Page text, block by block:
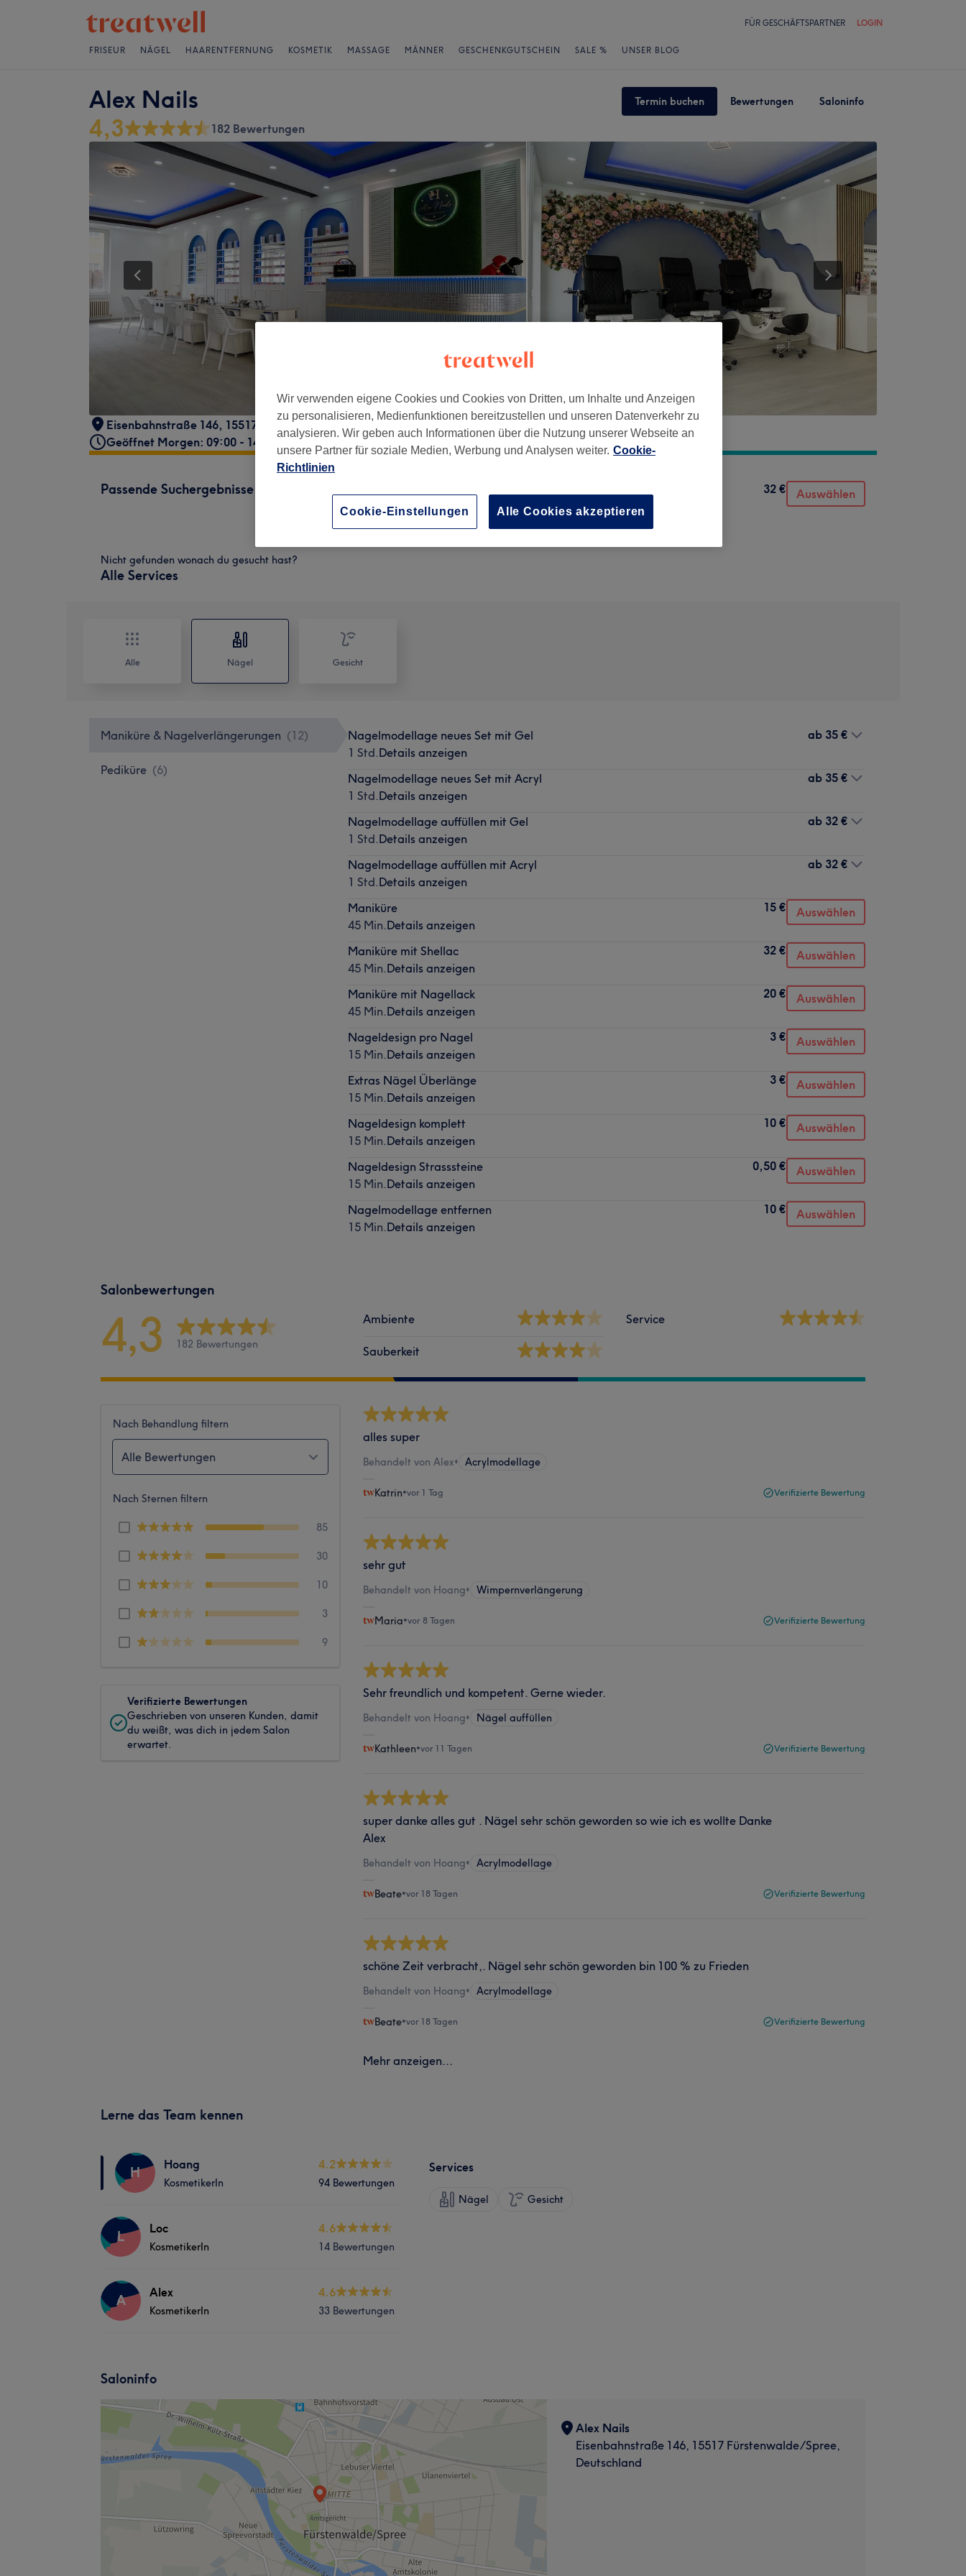
FÜR GESCHÄFTSPARTNER LOGIN
FRISEUR NÄGEL HAARENTFERNUNG KOSMETIK MASSAGE MÄNNER GESCHENKGUTSCHEIN SALE % UNSER BLOG
Alex Nails Termin buchen Bewertungen Saloninfo
4,3 182 Bewertungen
Eisenbahnstraße 146, 15517 Fürstenwalde/Spree, Deutschland
Geöffnet Morgen: 09:00 - 14:30
Passende Suchergebnisse
45 Min.Details anzeigen
32 € Auswählen
Nicht gefunden wonach du gesucht hast?
Alle Services
Alle Nägel Gesicht
Maniküre & Nagelverlängerungen (12)
Pediküre (6)
Nagelmodellage neues Set mit Gel
1 Std.Details anzeigen
ab 35 €
Nagelmodellage neues Set mit Acryl
1 Std.Details anzeigen
ab 35 €
Nagelmodellage auffüllen mit Gel
1 Std.Details anzeigen
ab 32 €
Nagelmodellage auffüllen mit Acryl
1 Std.Details anzeigen
ab 32 €
Maniküre
45 Min.Details anzeigen
15 € Auswählen
Maniküre mit Shellac
45 Min.Details anzeigen
32 € Auswählen
Maniküre mit Nagellack
45 Min.Details anzeigen
20 € Auswählen
Nageldesign pro Nagel
15 Min.Details anzeigen
3 € Auswählen
Extras Nägel Überlänge
15 Min.Details anzeigen
3 € Auswählen
Nageldesign komplett
15 Min.Details anzeigen
10 € Auswählen
Nageldesign Strasssteine
15 Min.Details anzeigen
0,50 € Auswählen
Nagelmodellage entfernen
15 Min.Details anzeigen
10 € Auswählen
Salonbewertungen
4,3 182 Bewertungen
Ambiente
Sauberkeit
Service
Nach Behandlung filtern
Alle Bewertungen
Nach Sternen filtern
85
30
10
3
9
Verifizierte Bewertungen
Geschrieben von unseren Kunden, damit
du weißt, was dich in jedem Salon
erwartet.
alles super
Behandelt von Alex• Acrylmodellage
Katrin•vor 1 Tag Verifizierte Bewertung
sehr gut
Behandelt von Hoang• Wimpernverlängerung
Maria•vor 8 Tagen Verifizierte Bewertung
Sehr freundlich und kompetent. Gerne wieder.
Behandelt von Hoang• Nägel auffüllen
Kathleen•vor 11 Tagen Verifizierte Bewertung
super danke alles gut . Nägel sehr schön geworden so wie ich es wollte Danke
Alex
Behandelt von Hoang• Acrylmodellage
Beate•vor 18 Tagen Verifizierte Bewertung
schöne Zeit verbracht,. Nägel sehr schön geworden bin 100 % zu Frieden
Behandelt von Hoang• Acrylmodellage
Beate•vor 18 Tagen Verifizierte Bewertung
Mehr anzeigen...
Lerne das Team kennen
H Hoang
KosmetikerIn
4.2
94 Bewertungen
L Loc
KosmetikerIn
4.6
14 Bewertungen
A Alex
KosmetikerIn
4.6
33 Bewertungen
Services
Nägel Gesicht
Saloninfo
Alex Nails
Eisenbahnstraße 146, 15517 Fürstenwalde/Spree,
Deutschland
Wir verwenden eigene Cookies und Cookies von Dritten, um Inhalte und Anzeigen
zu personalisieren, Medienfunktionen bereitzustellen und unseren Datenverkehr zu
analysieren. Wir geben auch Informationen über die Nutzung unserer Webseite an
unsere Partner für soziale Medien, Werbung und Analysen weiter. Cookie-
Richtlinien
Cookie-Einstellungen Alle Cookies akzeptieren